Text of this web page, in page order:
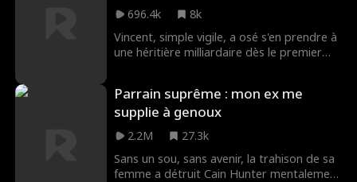
milliardaire avant que ses beaux-parents
ne réussissent à détruire son mariage, lui
arracher son enfant, ou pire encore...
696.4k
8k
Vincent, simple vigile, a osé s'en prendre à
une héritière milliardaire dès le premier
cherchent des noises. S'il continue comme
ça, il va finir par se faire démasquer...
Parrain suprême : mon ex me
supplie à genoux
2.2M
27.3k
Sans un sou, sans avenir, la trahison de sa
femme a détruit Cain Hunter mentalement